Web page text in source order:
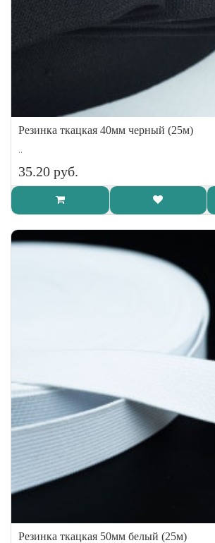
Резинка ткацкая 40мм черный (25м)
..
35.20 руб.
Резинка ткацкая 50мм белый (25м)